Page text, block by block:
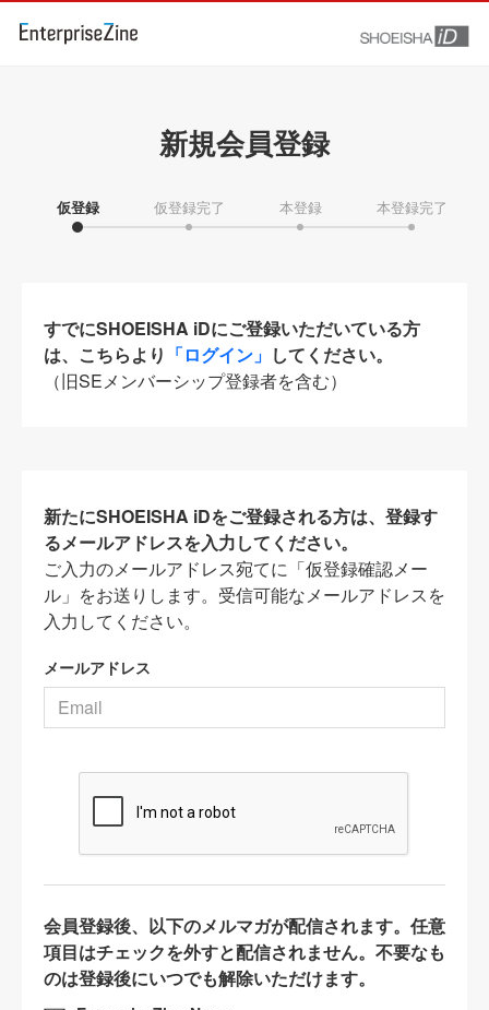
新規会員登録
仮登録 仮登録完了 本登録 本登録完了
すでにSHOEISHA iDにご登録いただいている方
は、こちらより 「ログイン」 してください。
（旧SEメンバーシップ登録者を含む）
新たにSHOEISHA iDをご登録される方は、登録す
るメールアドレスを入力してください。
ご入力のメールアドレス宛てに「仮登録確認メー
ル」をお送りします。受信可能なメールアドレスを
入力してください。
メールアドレス
会員登録後、以下のメルマガが配信されます。任意
項目はチェックを外すと配信されません。不要なも
のは登録後にいつでも解除いただけます。